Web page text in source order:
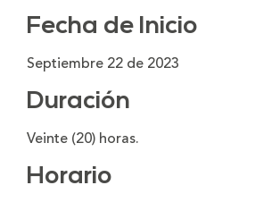
Fecha de Inicio
Septiembre 22 de 2023
Duración
Veinte (20) horas.
Horario